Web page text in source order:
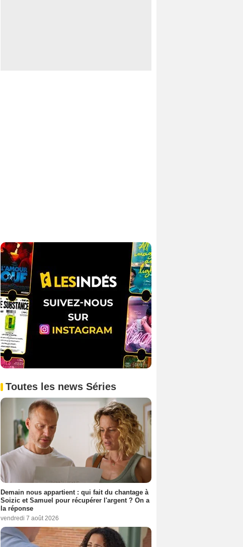
Toutes les news Séries
Demain nous appartient : qui fait du chantage à
Soizic et Samuel pour récupérer l'argent ? On a
la réponse
vendredi 7 août 2026